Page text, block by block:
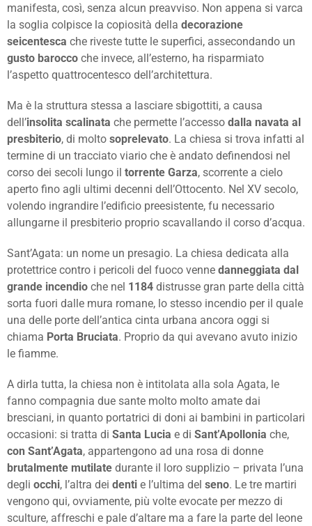
manifesta, così, senza alcun preavviso. Non appena si varca
la soglia colpisce la copiosità della decorazione
seicentesca che riveste tutte le superfici, assecondando un
gusto barocco che invece, all’esterno, ha risparmiato
l’aspetto quattrocentesco dell’architettura.
Ma è la struttura stessa a lasciare sbigottiti, a causa
dell’insolita scalinata che permette l’accesso dalla navata al
presbiterio, di molto soprelevato. La chiesa si trova infatti al
termine di un tracciato viario che è andato definendosi nel
corso dei secoli lungo il torrente Garza, scorrente a cielo
aperto fino agli ultimi decenni dell’Ottocento. Nel XV secolo,
volendo ingrandire l’edificio preesistente, fu necessario
allungarne il presbiterio proprio scavallando il corso d’acqua.
Sant’Agata: un nome un presagio. La chiesa dedicata alla
protettrice contro i pericoli del fuoco venne danneggiata dal
grande incendio che nel 1184 distrusse gran parte della città
sorta fuori dalle mura romane, lo stesso incendio per il quale
una delle porte dell’antica cinta urbana ancora oggi si
chiama Porta Bruciata. Proprio da qui avevano avuto inizio
le fiamme.
A dirla tutta, la chiesa non è intitolata alla sola Agata, le
fanno compagnia due sante molto molto amate dai
bresciani, in quanto portatrici di doni ai bambini in particolari
occasioni: si tratta di Santa Lucia e di Sant’Apollonia che,
con Sant’Agata, appartengono ad una rosa di donne
brutalmente mutilate durante il loro supplizio – privata l’una
degli occhi, l’altra dei denti e l’ultima del seno. Le tre martiri
vengono qui, ovviamente, più volte evocate per mezzo di
sculture, affreschi e pale d’altare ma a fare la parte del leone